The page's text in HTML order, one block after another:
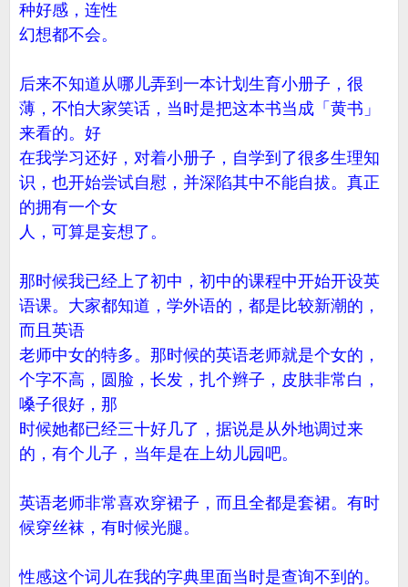
种好感，连性
幻想都不会。
后来不知道从哪儿弄到一本计划生育小册子，很
薄，不怕大家笑话，当时是把这本书当成「黄书」
来看的。好
在我学习还好，对着小册子，自学到了很多生理知
识，也开始尝试自慰，并深陷其中不能自拔。真正
的拥有一个女
人，可算是妄想了。
那时候我已经上了初中，初中的课程中开始开设英
语课。大家都知道，学外语的，都是比较新潮的，
而且英语
老师中女的特多。那时候的英语老师就是个女的，
个字不高，圆脸，长发，扎个辫子，皮肤非常白，
嗓子很好，那
时候她都已经三十好几了，据说是从外地调过来
的，有个儿子，当年是在上幼儿园吧。
英语老师非常喜欢穿裙子，而且全都是套裙。有时
候穿丝袜，有时候光腿。
性感这个词儿在我的字典里面当时是查询不到的。